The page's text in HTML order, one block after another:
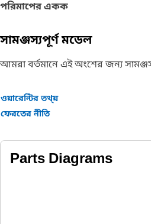
পরিমাপের একক
সামঞ্জস্যপূর্ণ মডেল
আমরা বর্তমানে এই অংশের জন্য
ওয়ারেন্টির তথ্য়
ফেরতের নীতি
Parts Diagrams